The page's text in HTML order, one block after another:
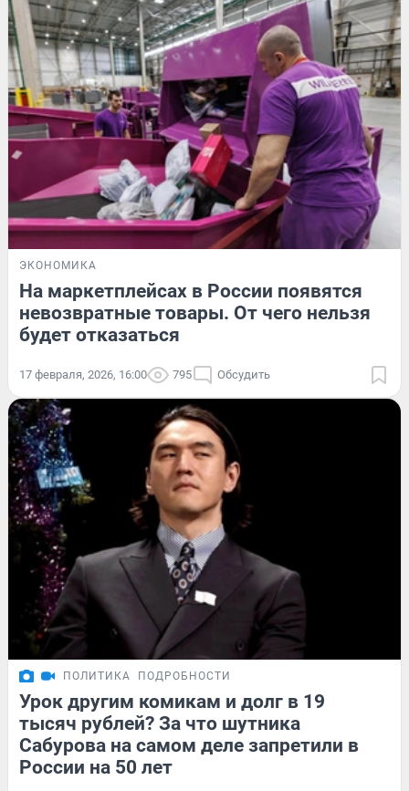
ЭКОНОМИКА
На маркетплейсах в России появятся
невозвратные товары. От чего нельзя
будет отказаться
17 февраля, 2026, 16:00 795 Обсудить
ПОЛИТИКА ПОДРОБНОСТИ
Урок другим комикам и долг в 19
тысяч рублей? За что шутника
Сабурова на самом деле запретили в
России на 50 лет